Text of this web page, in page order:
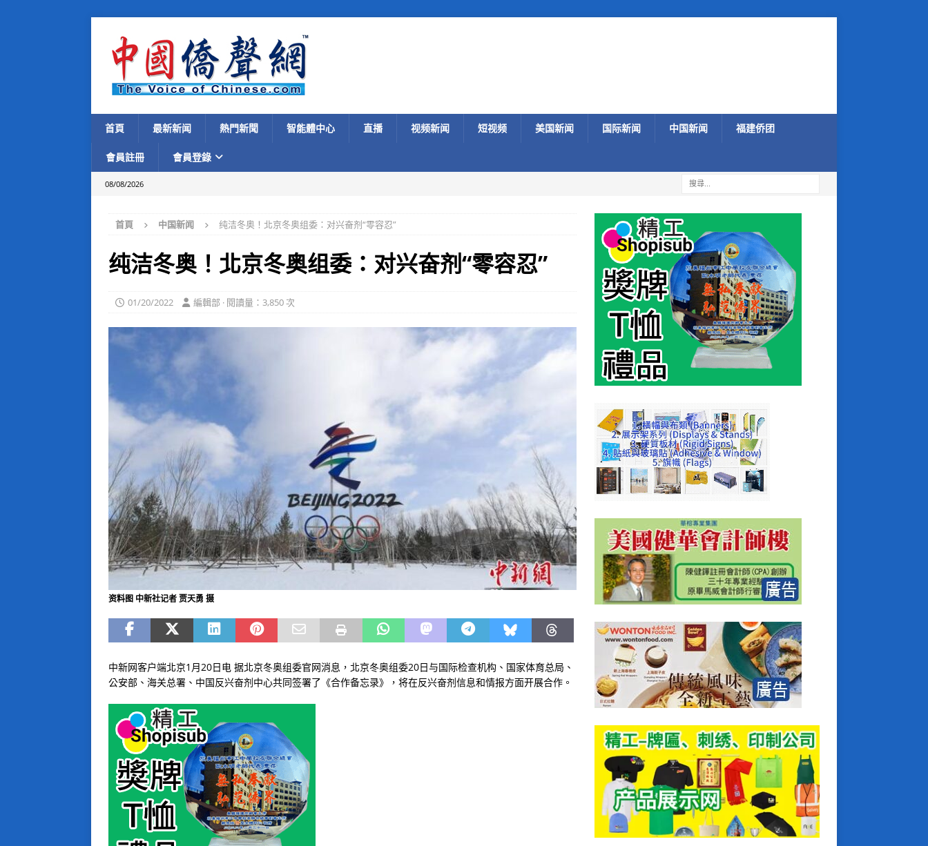
首頁 最新新闻 熱門新聞 智能體中心 直播 视频新闻 短视频 美国新闻 国际新闻 中国新闻 福建侨团
會員註冊 會員登錄
08/08/2026
首頁 中国新闻 纯洁冬奥！北京冬奥组委：对兴奋剂“零容忍”
纯洁冬奥！北京冬奥组委：对兴奋剂“零容忍”
01/20/2022 編輯部 · 閱讀量：3,850 次
资料图 中新社记者 贾天勇 摄
中新网客户端北京1月20日电 据北京冬奥组委官网消息，北京冬奥组委20日与国际检查机构、国家体育总局、
公安部、海关总署、中国反兴奋剂中心共同签署了《合作备忘录》，将在反兴奋剂信息和情报方面开展合作。